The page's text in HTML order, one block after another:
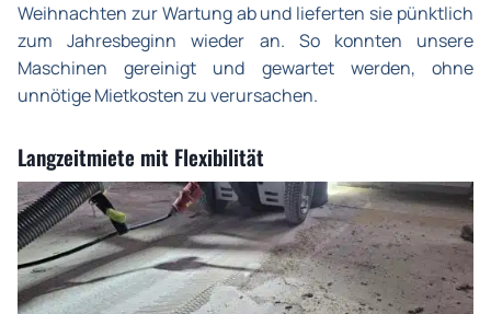
Weihnachten zur Wartung ab und lieferten sie pünktlich
zum Jahresbeginn wieder an. So konnten unsere
Maschinen gereinigt und gewartet werden, ohne
unnötige Mietkosten zu verursachen.
Langzeitmiete mit Flexibilität